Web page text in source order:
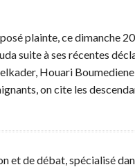
plainte, ce dimanche
suite à ses récentes
Houari
on cite les
et de débat, spécialisé